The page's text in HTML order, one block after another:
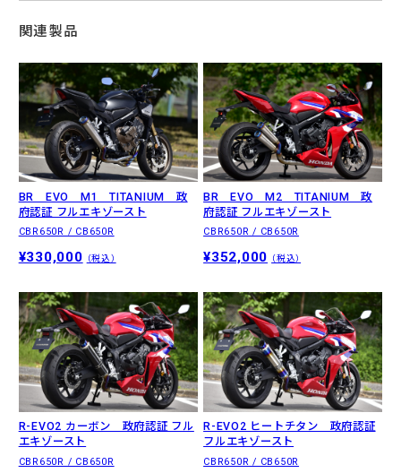
関連製品
BR EVO M1 TITANIUM 政
府認証 フルエキゾースト
CBR650R / CB650R
¥330,000 （税込）
BR EVO M2 TITANIUM 政
府認証 フルエキゾースト
CBR650R / CB650R
¥352,000 （税込）
R-EVO2 カーボン 政府認証 フル
エキゾースト
CBR650R / CB650R
R-EVO2 ヒートチタン 政府認証
フルエキゾースト
CBR650R / CB650R